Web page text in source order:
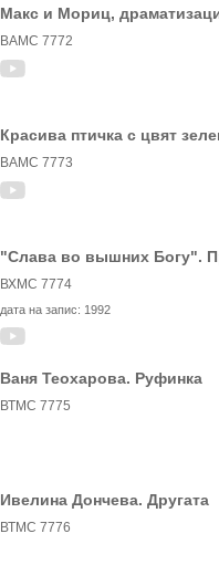
Макс и Мориц,
ВАМС 7772
Красива птичка с цвят
ВАМС 7773
"Слава во вышних Богу".
ВХМС 7774
дата на запис: 1992
Ваня Теохарова. Руфинка
ВТМС 7775
Ивелина Дончева. Другата
ВТМС 7776